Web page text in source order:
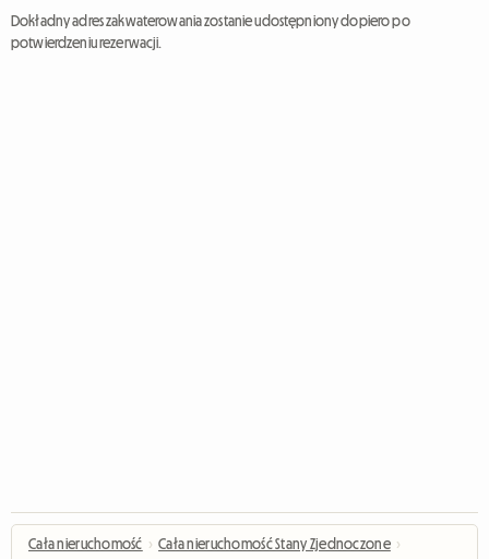
Dokładny adres zakwaterowania zostanie udostępniony dopiero po
potwierdzeniu rezerwacji.
Cała nieruchomość › Cała nieruchomość Stany Zjednoczone ›